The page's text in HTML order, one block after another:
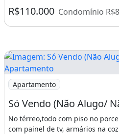
R$110.000 Condomínio
Imagem: Só Vendo (Não
Apartamento
No térreo,todo com piso no
com painel de tv, armários na